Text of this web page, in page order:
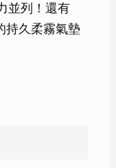
並列！還有
持久柔霧氣墊